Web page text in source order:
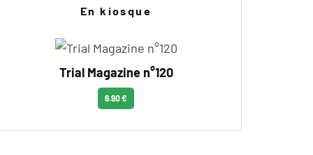
En kiosque
Trial Magazine n°120
6.90 €